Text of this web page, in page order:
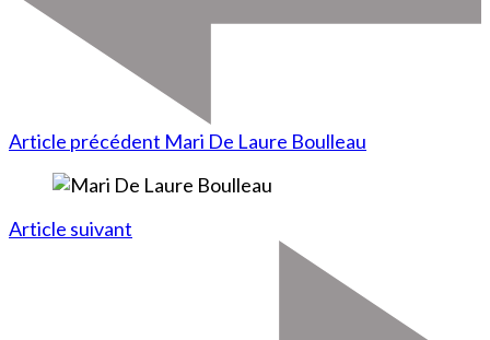
Article précédent Mari De Laure Boulleau
Article suivant